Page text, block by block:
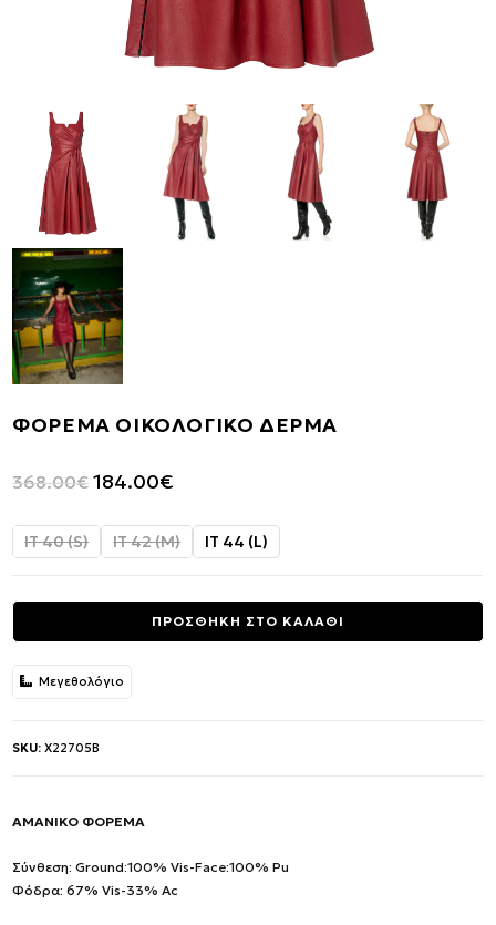
ΦΟΡΕΜΑ ΟΙΚΟΛΟΓΙΚΟ ΔΕΡΜΑ
368.00€ Original
was:
184.00€
τιμή
184.00€.
IT 40 (S) IT 42 (M) IT 44 (L)
ΠΡΟΣΘΗΚΗ ΣΤΟ ΚΑΛΑΘΙ
Μεγεθολόγιο
SKU:X22705B
ΑΜΑΝΙΚΟ ΦΟΡΕΜΑ
Σύνθεση: Ground:100% Vis-Face:100% Pu
Φόδρα: 67% Vis-33% Ac